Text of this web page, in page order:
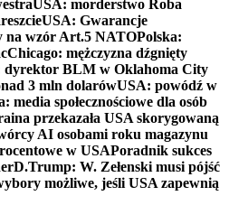
USA: morderstwo Roba
USA: Gwarancje
na wzór Art.5 NATOPolska:
Chicago: mężczyzna dźgnięty
dyrektor BLM w Oklahoma City
3 mln dolarówUSA: powódź w
media społecznościowe dla osób
przekazała USA skorygowaną
AI osobami roku magazynu
w USAPoradnik sukces
D.Trump: W. Zełenski musi pójść
możliwe, jeśli USA zapewnią